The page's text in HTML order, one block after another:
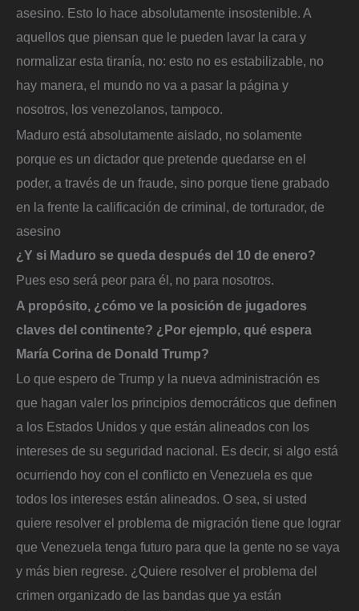
asesino. Esto lo hace absolutamente insostenible. A
aquellos que piensan que le pueden lavar la cara y
normalizar esta tiranía, no: esto no es estabilizable, no
hay manera, el mundo no va a pasar la página y
nosotros, los venezolanos, tampoco.
Maduro está absolutamente aislado, no solamente
porque es un dictador que pretende quedarse en el
poder, a través de un fraude, sino porque tiene grabado
en la frente la calificación de criminal, de torturador, de
asesino
¿Y si Maduro se queda después del 10 de enero?
Pues eso será peor para él, no para nosotros.
A propósito, ¿cómo ve la posición de jugadores
claves del continente? ¿Por ejemplo, qué espera
María Corina de Donald Trump?
Lo que espero de Trump y la nueva administración es
que hagan valer los principios democráticos que definen
a los Estados Unidos y que están alineados con los
intereses de su seguridad nacional. Es decir, si algo está
ocurriendo hoy con el conflicto en Venezuela es que
todos los intereses están alineados. O sea, si usted
quiere resolver el problema de migración tiene que lograr
que Venezuela tenga futuro para que la gente no se vaya
y más bien regrese. ¿Quiere resolver el problema del
crimen organizado de las bandas que ya están